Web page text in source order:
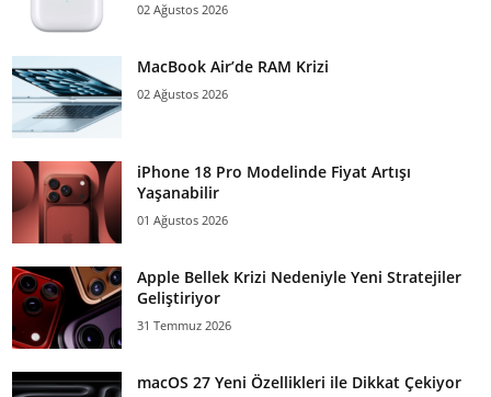
02 Ağustos 2026
MacBook Air’de RAM Krizi
02 Ağustos 2026
iPhone 18 Pro Modelinde Fiyat Artışı
Yaşanabilir
01 Ağustos 2026
Apple Bellek Krizi Nedeniyle Yeni Stratejiler
Geliştiriyor
31 Temmuz 2026
macOS 27 Yeni Özellikleri ile Dikkat Çekiyor